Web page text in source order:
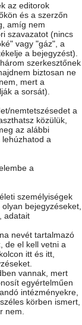
az editorok
és a szerzőn
amíg nem
szavazatot (nincs
vagy "gáz", a
a bejegyzést).
szerkesztőnek
biztosan ne
mert a
a sorsát).
nemtetszésedet a
közülük,
az alábbi
a
a
személyiségek
bejegyzéseket,
adatait
nevét tartalmazó
de el kell vetni a
itt és itt,
vannak, mert
egyértelműen
intézményekre,
körben ismert,
nem.